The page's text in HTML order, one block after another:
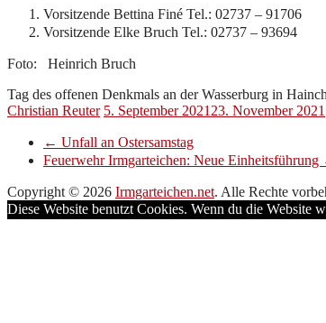
Vorsitzende Bettina Finé Tel.: 02737 – 91706
Vorsitzende Elke Bruch Tel.: 02737 – 93694
Foto: Heinrich Bruch
Tag des offenen Denkmals an der Wasserburg in
Christian Reuter 5. September 2021 23. November 2021
← Unfall an Ostersamstag
Feuerwehr Irmgarteichen: Neue Einheitsführung
Copyright © 2026 Irmgarteichen.net. Alle Rechte
Diese Website benutzt Cookies. Wenn du die Website